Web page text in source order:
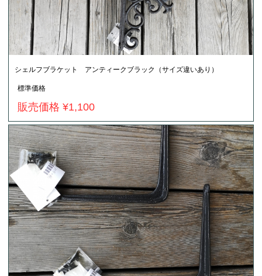
シェルフブラケット アンティークブラック（サイズ違いあり）
標準価格
販売価格 ¥1,100